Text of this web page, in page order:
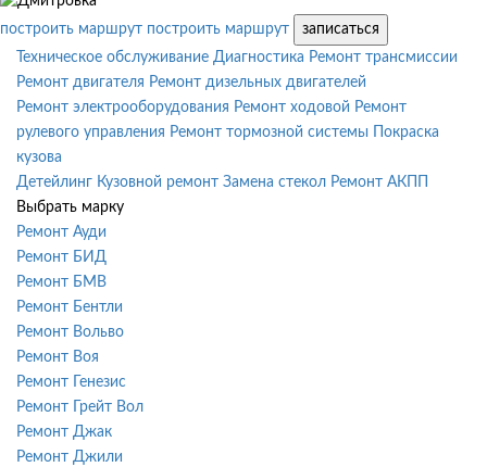
построить маршрут построить маршрут
записаться
Техническое обслуживание Диагностика Ремонт трансмиссии
Ремонт двигателя Ремонт дизельных двигателей
Ремонт электрооборудования Ремонт ходовой Ремонт
рулевого управления Ремонт тормозной системы
Покраска
кузова
Детейлинг Кузовной ремонт Замена стекол Ремонт АКПП
Выбрать марку
Ремонт Ауди
Ремонт БИД
Ремонт БМВ
Ремонт Бентли
Ремонт Вольво
Ремонт Воя
Ремонт Генезис
Ремонт Грейт Вол
Ремонт Джак
Ремонт Джили